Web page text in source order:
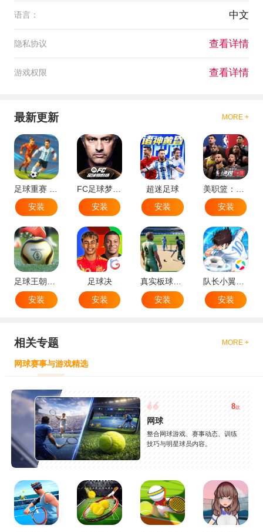
语言： 中文
隐私协议 查看详情
游戏权限 查看详情
最新更新 MORE +
安装
安装
超迷足球
安装
安装
安装
足球决
安装
真实板球：棒球游戏
安装
安装
相关专题 MORE +
网球赛事与游戏精选
8款
网球
整合网球游戏、赛事动态、训练
技巧与明星球员内容。